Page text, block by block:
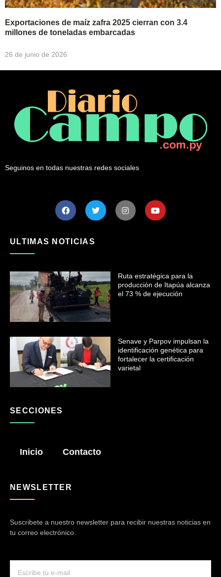
Exportaciones de maíz zafra 2025 cierran con 3.4
millones de toneladas embarcadas
26 de junio de 2026
Seguinos en todas nuestras redes sociales
ULTIMAS NOTICIAS
Ruta estratégica para la
producción de Itapúa alcanza
el 73 % de ejecución
Senave y Parpov impulsan la
identificación genética para
fortalecer la certificación
varietal
SECCIONES
Inicio Contacto
NEWSLETTER
Suscribete a nuestro newsletter para recibir nuestras noticias en
tu correo electrónico.